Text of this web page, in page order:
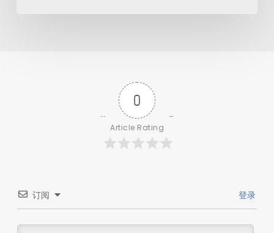
0
Article Rating
订阅 登录